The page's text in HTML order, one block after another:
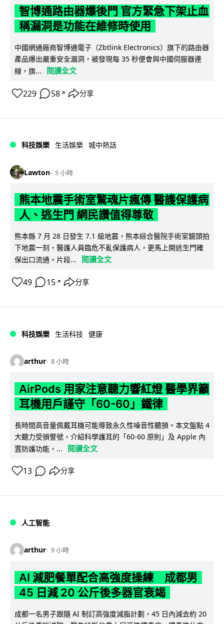
智博通路由器爆後門 官方緊急下架止血
稱漏洞是功能在維修時使用
中國網通廠商智博通電子（Zbtlink Electronics）旗下的路由器
產品爆出嚴重安全漏洞，被發現每 35 秒便會與中國伺服器連
線，旗...
閱讀全文
229 58 ↗ 分享
科技娛樂 生活娛樂 城中熱話
Lawton 5 小時
熊本地震手術室驚魂片瘋傳 醫護保護病
人、逃生門 網民讚值得尊敬
熊本縣 7 月 28 日發生 7.1 級地震，熊本綜合醫院手術室鏡頭拍
下地震一刻，醫護人員臨危不亂保護病人，更馬上開逃生門確
保出口流通。片段...
閱讀全文
49 15 ↗ 分享
科技娛樂 生活科技 健康
arthur 8 小時
AirPods 用家注意聽力響紅燈 醫學界籲
耳機用戶謹守「60-60」鐵律
長時間高音量佩戴耳機可能導致永久性噪音性聽損。本文盤點 4
大聽力受損警號，介紹科學護耳的「60-60 原則」及 Apple 內
置防護功能，...
閱讀全文
13 分享
人工智能
arthur 9 小時
AI 減肥餐單配合高強度操練 成都男
45 日減 20 公斤後多器官衰竭
成都一名男子跟隨 AI 制訂高強度減脂計劃，45 日內減去約 20